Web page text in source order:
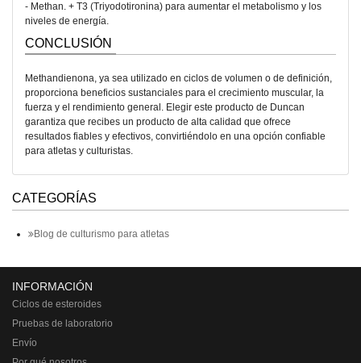
- Methan. + T3 (Triyodotironina) para aumentar el metabolismo y los
niveles de energía.
CONCLUSIÓN
Methandienona, ya sea utilizado en ciclos de volumen o de definición,
proporciona beneficios sustanciales para el crecimiento muscular, la
fuerza y el rendimiento general. Elegir este producto de Duncan
garantiza que recibes un producto de alta calidad que ofrece
resultados fiables y efectivos, convirtiéndolo en una opción confiable
para atletas y culturistas.
CATEGORÍAS
Blog de culturismo para atletas
INFORMACIÓN
Ciclos de esteroides
Pruebas de laboratorio
Envío